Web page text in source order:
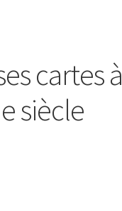
cartes à
siècle